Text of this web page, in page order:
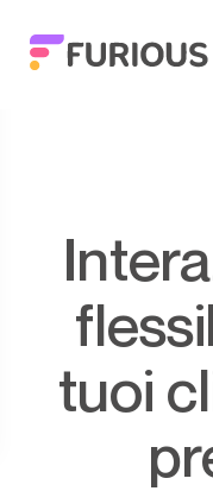
Interazioni CRM
tuoi